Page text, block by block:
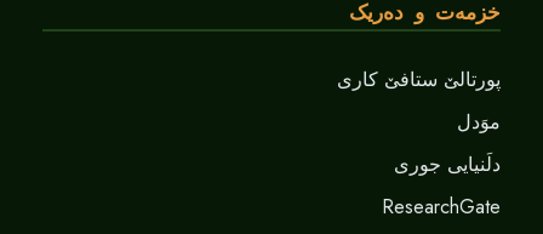
خزمەت و دەریک
پورتالێ ستافێ کاری
موَدل
دلَنيايى جورى
ResearchGate